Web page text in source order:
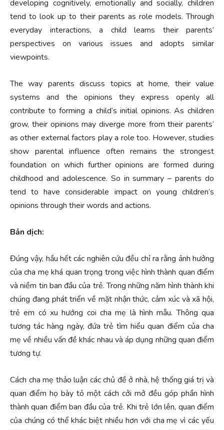
developing cognitively, emotionally and socially, children
tend to look up to their parents as role models. Through
everyday interactions, a child learns their parents’
perspectives on various issues and adopts similar
viewpoints.
The way parents discuss topics at home, their value
systems and the opinions they express openly all
contribute to forming a child’s initial opinions. As children
grow, their opinions may diverge more from their parents’
as other external factors play a role too. However, studies
show parental influence often remains the strongest
foundation on which further opinions are formed during
childhood and adolescence. So in summary – parents do
tend to have considerable impact on young children’s
opinions through their words and actions.
Bản dịch:
Đúng vậy, hầu hết các nghiên cứu đều chỉ ra rằng ảnh hưởng
của cha mẹ khá quan trọng trong việc hình thành quan điểm
và niềm tin ban đầu của trẻ. Trong những năm hình thành khi
chúng đang phát triển về mặt nhận thức, cảm xúc và xã hội,
trẻ em có xu hướng coi cha mẹ là hình mẫu. Thông qua
tương tác hàng ngày, đứa trẻ tìm hiểu quan điểm của cha
mẹ về nhiều vấn đề khác nhau và áp dụng những quan điểm
tương tự.
Cách cha mẹ thảo luận các chủ đề ở nhà, hệ thống giá trị và
quan điểm họ bày tỏ một cách cởi mở đều góp phần hình
thành quan điểm ban đầu của trẻ. Khi trẻ lớn lên, quan điểm
của chúng có thể khác biệt nhiều hơn với cha mẹ vì các yếu